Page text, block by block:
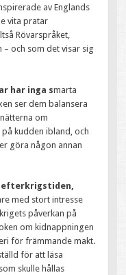
av Englands
vita pratar
Rövarspråket,
och som det visar sig
har inga smarta
ser dem balansera
om
kudden ibland, och
göra någon annan
efterkrigstiden,
med stort intresse
påverkan på
om kidnappningen
för främmande makt.
för att läsa
skulle hållas